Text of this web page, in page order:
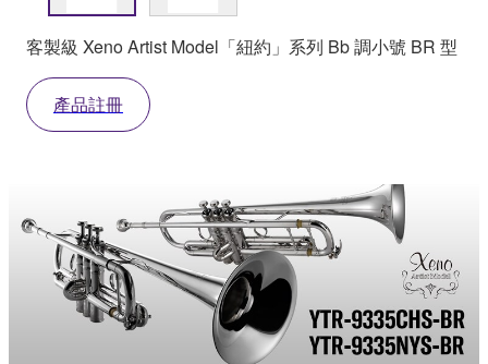
客製級 Xeno Artist Model「紐約」系列 Bb 調小號 BR 型
產品註冊